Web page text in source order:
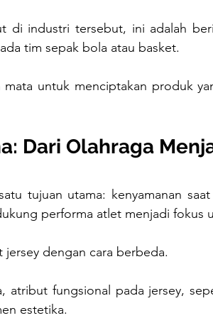
di industri tersebut, ini adalah
tim sepak bola atau basket.
untuk menciptakan produk
Dari Olahraga
tujuan utama: kenyamanan
performa atlet menjadi fokus
dengan cara berbeda.
atribut fungsional pada jersey,
estetika.